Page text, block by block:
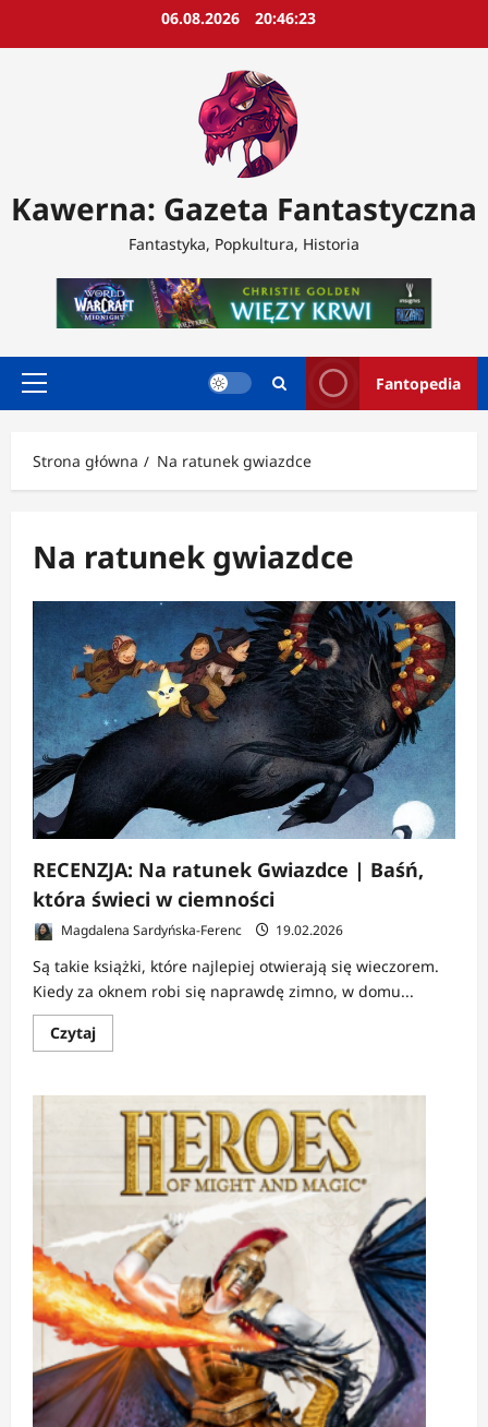
06.08.2026 20:46:25
Kawerna: Gazeta Fantastyczna
Fantastyka, Popkultura, Historia
Menu
Fantopedia
Strona główna Na ratunek gwiazdce
Na ratunek gwiazdce
RECENZJA: Na ratunek Gwiazdce | Baśń,
która świeci w ciemności
Magdalena Sardyńska-Ferenc 19.02.2026
Są takie książki, które najlepiej otwierają się wieczorem.
Kiedy za oknem robi się naprawdę zimno, w domu...
CzytajDowiedz
się
RECENZJA:
ratunek
Gwiazdce
Baśń,
która
świeci
ciemności